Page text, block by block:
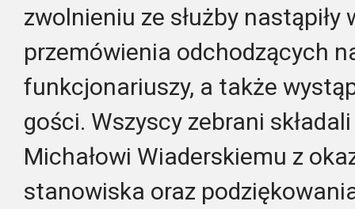
zwolnieniu ze służby nastąpiły
przemówienia odchodzących
funkcjonariuszy, a także
gości. Wszyscy zebrani
Michałowi Wiaderskiemu z
stanowiska oraz